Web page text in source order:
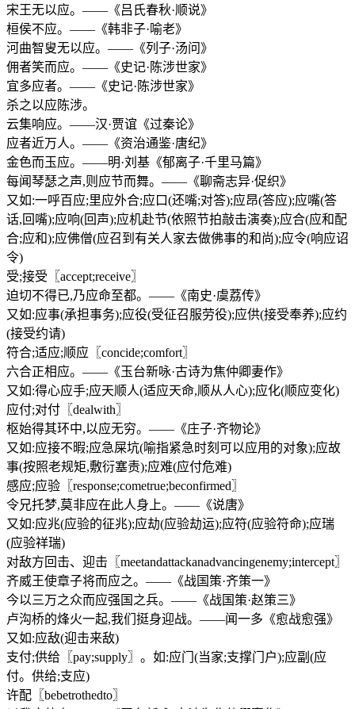
宋王无以应。——《吕氏春秋·顺说》
桓侯不应。——《韩非子·喻老》
河曲智叟无以应。——《列子·汤问》
佣者笑而应。——《史记·陈涉世家》
宜多应者。——《史记·陈涉世家》
杀之以应陈涉。
云集响应。——汉·贾谊《过秦论》
应者近万人。——《资治通鉴·唐纪》
金色而玉应。——明·刘基《郁离子·千里马篇》
每闻琴瑟之声,则应节而舞。——《聊斋志异·促织》
又如:一呼百应;里应外合;应口(还嘴;对答);应昂(答应);应嘴(答
话,回嘴);应响(回声);应机赴节(依照节拍敲击演奏);应合(应和配
合;应和);应佛僧(应召到有关人家去做佛事的和尚);应令(响应诏
令)
受;接受〖accept;receive〗
迫切不得已,乃应命至都。——《南史·虞荔传》
又如:应事(承担事务);应役(受征召服劳役);应供(接受奉养);应约
(接受约请)
符合;适应;顺应〖concide;comfort〗
六合正相应。——《玉台新咏·古诗为焦仲卿妻作》
又如:得心应手;应天顺人(适应天命,顺从人心);应化(顺应变化)
应付;对付〖dealwith〗
枢始得其环中,以应无穷。——《庄子·齐物论》
又如:应接不暇;应急屎坑(喻指紧急时刻可以应用的对象);应故
事(按照老规矩,敷衍塞责);应难(应付危难)
感应;应验〖response;cometrue;beconfirmed〗
令兄托梦,莫非应在此人身上。——《说唐》
又如:应兆(应验的征兆);应劫(应验劫运);应符(应验符命);应瑞
(应验祥瑞)
对敌方回击、迎击〖meetandattackanadvancingenemy;intercept〗
齐威王使章子将而应之。——《战国策·齐策一》
今以三万之众而应强国之兵。——《战国策·赵策三》
卢沟桥的烽火一起,我们挺身迎战。——闻一多《愈战愈强》
又如:应敌(迎击来敌)
支付;供给〖pay;supply〗。如:应门(当家;支撑门户);应副(应
付。供给;支应)
许配〖bebetrothedto〗